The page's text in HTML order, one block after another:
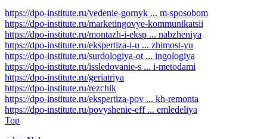
https://dpo-institute.ru/vedenie-gornyk ... m-sposobom
https://dpo-institute.ru/marketingovye-kommunikatsii
https://dpo-institute.ru/montazh-i-eksp ... nabzheniya
https://dpo-institute.ru/ekspertiza-i-u ... zhimost-yu
https://dpo-institute.ru/surdologiya-ot ... ingologiya
https://dpo-institute.ru/issledovanie-s ... i-metodami
https://dpo-institute.ru/geriatriya
https://dpo-institute.ru/rezchik
https://dpo-institute.ru/ekspertiza-pov ... kh-remonta
https://dpo-institute.ru/povyshenie-eff ... emledeliya
Top